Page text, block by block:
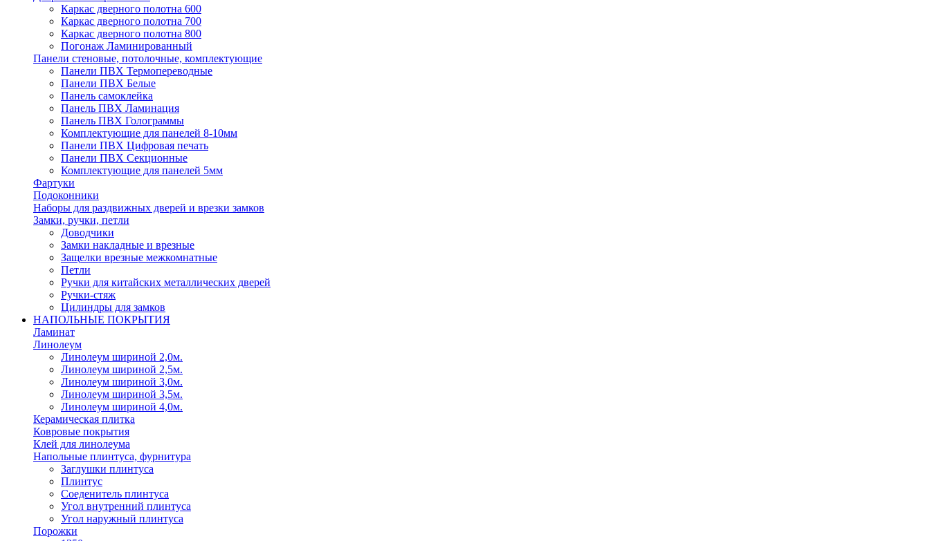
Каркас дверного полотна 600
Каркас дверного полотна 700
Каркас дверного полотна 800
Погонаж Ламинированный
Панели стеновые, потолочные, комплектующие
Панели ПВХ Термопереводные
Панели ПВХ Белые
Панель самоклейка
Панель ПВХ Ламинация
Панель ПВХ Голограммы
Комплектующие для панелей 8-10мм
Панели ПВХ Цифровая печать
Панели ПВХ Секционные
Комплектующие для панелей 5мм
Фартуки
Подоконники
Наборы для раздвижных дверей и врезки замков
Замки, ручки, петли
Доводчики
Замки накладные и врезные
Защелки врезные межкомнатные
Петли
Ручки для китайских металлических дверей
Ручки-стяж
Цилиндры для замков
НАПОЛЬНЫЕ ПОКРЫТИЯ
Ламинат
Линолеум
Линолеум шириной 2,0м.
Линолеум шириной 2,5м.
Линолеум шириной 3,0м.
Линолеум шириной 3,5м.
Линолеум шириной 4,0м.
Керамическая плитка
Ковровые покрытия
Клей для линолеума
Напольные плинтуса, фурнитура
Заглушки плинтуса
Плинтус
Соеденитель плинтуса
Угол внутренний плинтуса
Угол наружный плинтуса
Порожки